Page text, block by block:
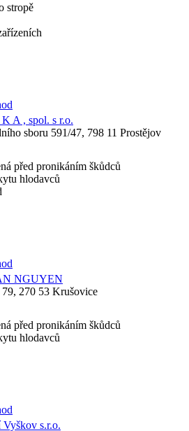
stropě
A , spol. s r.o.
sboru 591/47, 798 11 Prostějov
před pronikáním škůdců
hlodavců
NGUYEN
270 53 Krušovice
před pronikáním škůdců
hlodavců
Vyškov s.r.o.